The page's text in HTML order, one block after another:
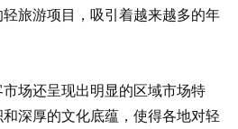
旅游项目，吸引着越来越多的年
场还呈现出明显的区域市场特
深厚的文化底蕴，使得各地对轻